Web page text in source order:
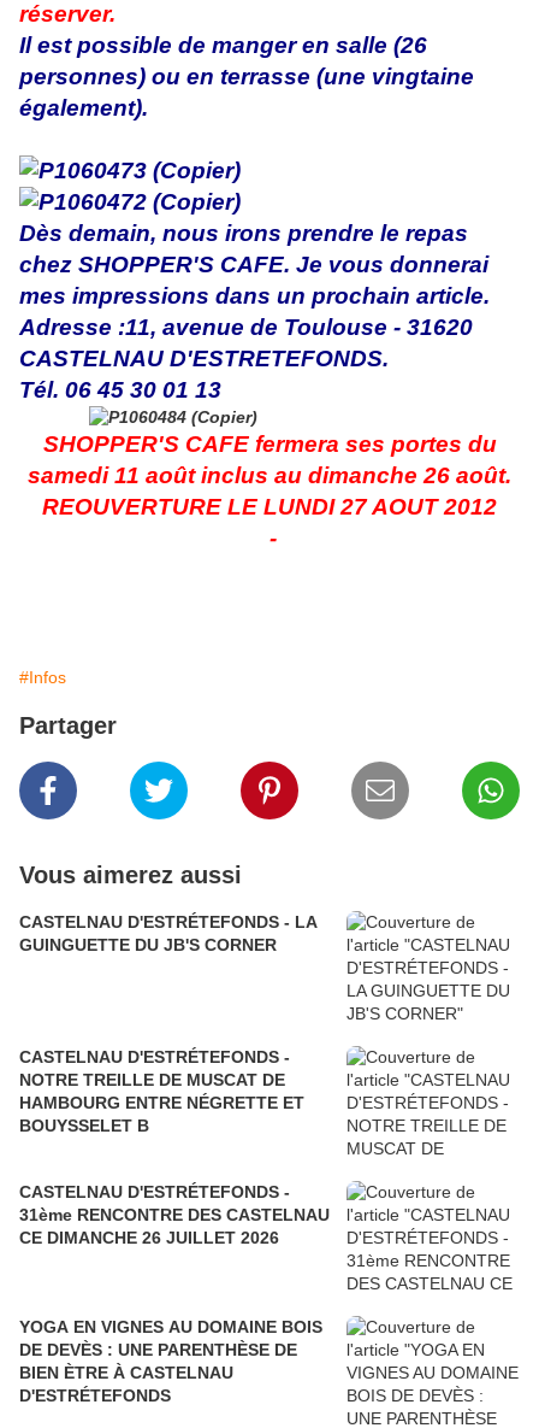
réserver.
Il est possible de manger en salle (26
personnes) ou en terrasse (une vingtaine
également).
Dès demain, nous irons prendre le repas
chez SHOPPER'S CAFE. Je vous donnerai
mes impressions dans un prochain article.
Adresse :11, avenue de Toulouse - 31620
CASTELNAU D'ESTRETEFONDS.
Tél. 06 45 30 01 13
SHOPPER'S CAFE fermera ses portes du
samedi 11 août inclus au dimanche 26 août.
REOUVERTURE LE LUNDI 27 AOUT 2012
-
#Infos
Partager
Vous aimerez aussi
CASTELNAU D'ESTRÉTEFONDS - LA
GUINGUETTE DU JB'S CORNER
CASTELNAU D'ESTRÉTEFONDS -
NOTRE TREILLE DE MUSCAT DE
HAMBOURG ENTRE NÉGRETTE ET
BOUYSSELET B
CASTELNAU D'ESTRÉTEFONDS -
31ème RENCONTRE DES CASTELNAU
CE DIMANCHE 26 JUILLET 2026
YOGA EN VIGNES AU DOMAINE BOIS
DE DEVÈS : UNE PARENTHÈSE DE
BIEN ÈTRE À CASTELNAU
D'ESTRÉTEFONDS